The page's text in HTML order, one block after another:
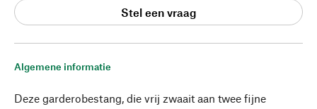
Algemene informatie
Deze garderobestang, die vrij zwaait aan twee fijne
Stel een vraag